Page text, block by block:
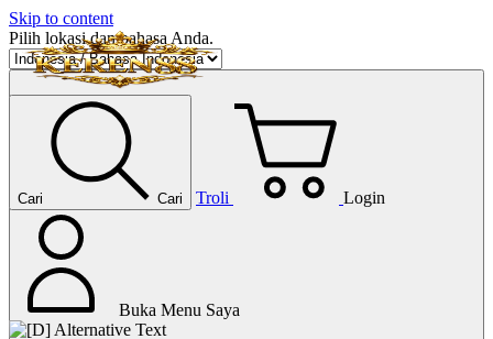
Skip to content
Pilih lokasi dan bahasa Anda.
Cari Cari Troli Login
Buka Menu Saya